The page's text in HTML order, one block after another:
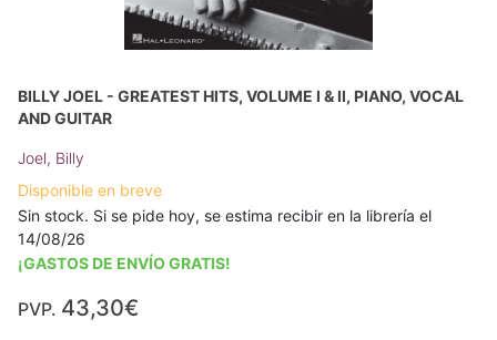
BILLY JOEL - GREATEST HITS, VOLUME I & II, PIANO, VOCAL
AND GUITAR
Joel, Billy
Disponible en breve
Sin stock. Si se pide hoy, se estima recibir en la librería el
14/08/26
¡GASTOS DE ENVÍO GRATIS!
PVP. 43,30€